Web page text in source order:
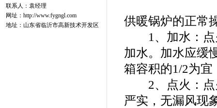
联系人：袁经理
网址：http://www.fygngl.com
地址：山东省临沂市高新技术开发区
供暖锅炉的正常
1、加水：点
加水。加水应缓
箱容积的1/2为
2、点火：点
严实，无漏风现